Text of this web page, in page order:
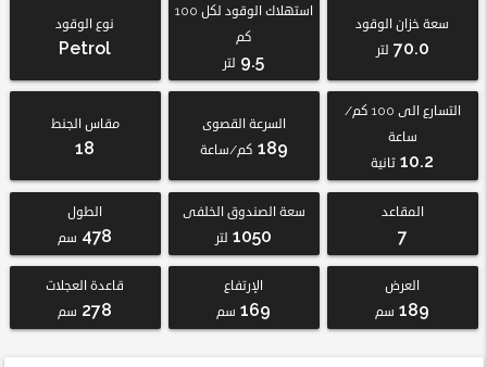
سعة خزان الوقود
70.0 لتر
استهلاك الوقود لكل 100
كم
9.5 لتر
نوع الوقود
Petrol
التسارع الى 100 كم/
ساعة
10.2 ثانية
السرعة القصوى
189 كم/ساعة
مقاس الجنط
18
المقاعد
7
سعة الصندوق الخلفى
1050 لتر
الطول
478 سم
العرض
189 سم
الإرتفاع
169 سم
قاعدة العجلات
278 سم